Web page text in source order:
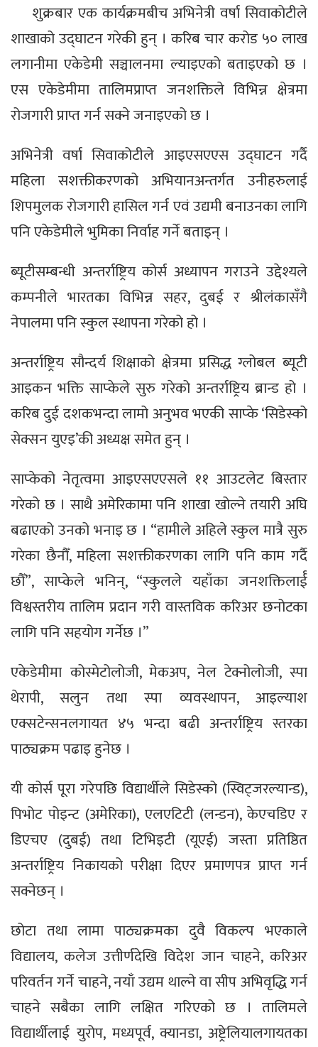
शुक्रबार एक कार्यक्रमबीच अभिनेत्री वर्षा सिवाकोटीले
शाखाको उद्घाटन गरेकी हुन् । करिब चार करोड ५० लाख
लगानीमा एकेडेमी सञ्चालनमा ल्याइएको बताइएको छ ।
एस एकेडेमीमा तालिमप्राप्त जनशक्तिले विभिन्न क्षेत्रमा
रोजगारी प्राप्त गर्न सक्ने जनाइएको छ ।
अभिनेत्री वर्षा सिवाकोटीले आइएसएएस उद्घाटन गर्दै
महिला सशक्तीकरणको अभियानअन्तर्गत उनीहरुलाई
शिपमुलक रोजगारी हासिल गर्न एवं उद्यमी बनाउनका लागि
पनि एकेडेमीले भुमिका निर्वाह गर्ने बताइन् ।
ब्यूटीसम्बन्धी अन्तर्राष्ट्रिय कोर्स अध्यापन गराउने उद्देश्यले
कम्पनीले भारतका विभिन्न सहर, दुबई र श्रीलंकासँगै
नेपालमा पनि स्कुल स्थापना गरेको हो ।
अन्तर्राष्ट्रिय सौन्दर्य शिक्षाको क्षेत्रमा प्रसिद्ध ग्लोबल ब्यूटी
आइकन भक्ति साप्केले सुरु गरेको अन्तर्राष्ट्रिय ब्रान्ड हो ।
करिब दुई दशकभन्दा लामो अनुभव भएकी साप्के ‘सिडेस्को
सेक्सन युएइ’की अध्यक्ष समेत हुन् ।
साप्केको नेतृत्वमा आइएसएएसले ११ आउटलेट बिस्तार
गरेको छ । साथै अमेरिकामा पनि शाखा खोल्ने तयारी अघि
बढाएको उनको भनाइ छ । “हामीले अहिले स्कुल मात्रै सुरु
गरेका छैनौँ, महिला सशक्तीकरणका लागि पनि काम गर्दै
छौँ”, साप्केले भनिन्, “स्कुलले यहाँका जनशक्तिलार्ई
विश्वस्तरीय तालिम प्रदान गरी वास्तविक करिअर छनोटका
लागि पनि सहयोग गर्नेछ ।”
एकेडेमीमा कोस्मेटोलोजी, मेकअप, नेल टेक्नोलोजी, स्पा
थेरापी, सलुन तथा स्पा व्यवस्थापन, आइल्याश
एक्सटेन्सनलगायत ४५ भन्दा बढी अन्तर्राष्ट्रिय स्तरका
पाठ्यक्रम पढाइ हुनेछ ।
यी कोर्स पूरा गरेपछि विद्यार्थीले सिडेस्को (स्विट्जरल्यान्ड),
पिभोट पोइन्ट (अमेरिका), एलएटिटी (लन्डन), केएचडिए र
डिएचए (दुबई) तथा टिभिइटी (यूएई) जस्ता प्रतिष्ठित
अन्तर्राष्ट्रिय निकायको परीक्षा दिएर प्रमाणपत्र प्राप्त गर्न
सक्नेछन् ।
छोटा तथा लामा पाठ्यक्रमका दुवै विकल्प भएकाले
विद्यालय, कलेज उत्तीर्णदेखि विदेश जान चाहने, करिअर
परिवर्तन गर्ने चाहने, नयाँ उद्यम थाल्ने वा सीप अभिवृद्धि गर्न
चाहने सबैका लागि लक्षित गरिएको छ । तालिमले
विद्यार्थीलाई युरोप, मध्यपूर्व, क्यानडा, अष्ट्रेलियालगायतका